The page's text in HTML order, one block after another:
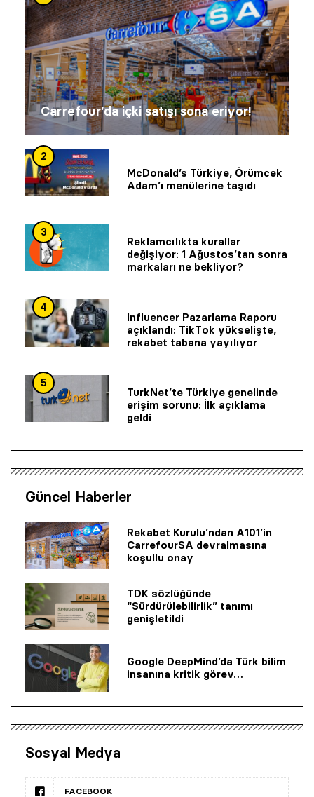
Carrefour’da içki satışı sona eriyor!
2
McDonald’s Türkiye, Örümcek
Adam’ı menülerine taşıdı
3
Reklamcılıkta kurallar
değişiyor: 1 Ağustos’tan sonra
markaları ne bekliyor?
4
Influencer Pazarlama Raporu
açıklandı: TikTok yükselişte,
rekabet tabana yayılıyor
5
TurkNet’te Türkiye genelinde
erişim sorunu: İlk açıklama
geldi
Güncel Haberler
Rekabet Kurulu’ndan A101’in
CarrefourSA devralmasına
koşullu onay
TDK sözlüğünde
“Sürdürülebilirlik” tanımı
genişletildi
Google DeepMind’da Türk bilim
insanına kritik görev…
Sosyal Medya
FACEBOOK